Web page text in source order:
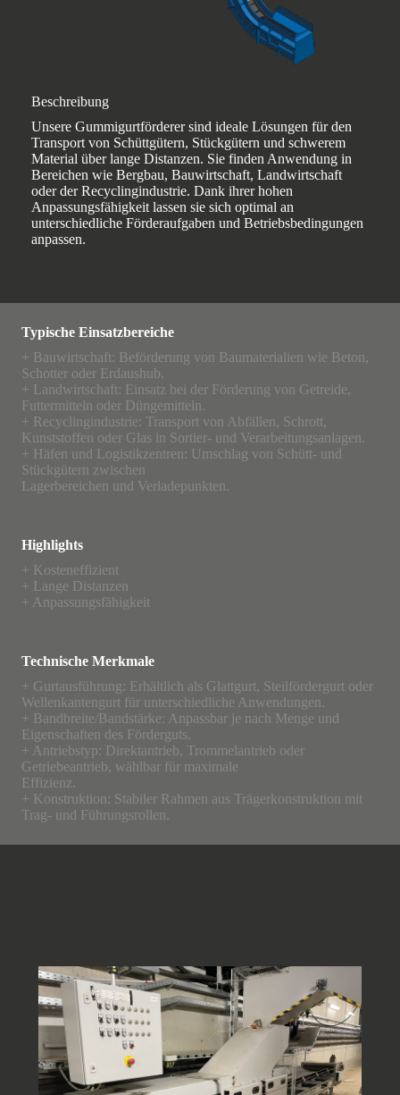
Beschreibung
Unsere Gummigurtförderer sind ideale Lösungen für den
Transport von Schüttgütern, Stückgütern und schwerem
Material über lange Distanzen. Sie finden Anwendung in
Bereichen wie Bergbau, Bauwirtschaft, Landwirtschaft
oder der Recyclingindustrie. Dank ihrer hohen
Anpassungsfähigkeit lassen sie sich optimal an
unterschiedliche Förderaufgaben und Betriebsbedingungen
anpassen.
Typische Einsatzbereiche
+ Bauwirtschaft: Beförderung von Baumaterialien wie Beton,
Schotter oder Erdaushub.
+ Landwirtschaft: Einsatz bei der Förderung von Getreide,
Futtermitteln oder Düngemitteln.
+ Recyclingindustrie: Transport von Abfällen, Schrott,
Kunststoffen oder Glas in Sortier- und Verarbeitungsanlagen.
+ Häfen und Logistikzentren: Umschlag von Schütt- und
Stückgütern zwischen
Lagerbereichen und Verladepunkten.
Highlights
+ Kosteneffizient
+ Lange Distanzen
+ Anpassungsfähigkeit
Technische Merkmale
+ Gurtausführung: Erhältlich als Glattgurt, Steilfördergurt oder
Wellenkantengurt für unterschiedliche Anwendungen.
+ Bandbreite/Bandstärke: Anpassbar je nach Menge und
Eigenschaften des Förderguts.
+ Antriebstyp: Direktantrieb, Trommelantrieb oder
Getriebeantrieb, wählbar für maximale
Effizienz.
+ Konstruktion: Stabiler Rahmen aus Trägerkonstruktion mit
Trag- und Führungsrollen.